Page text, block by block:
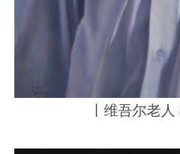
丨维吾尔老